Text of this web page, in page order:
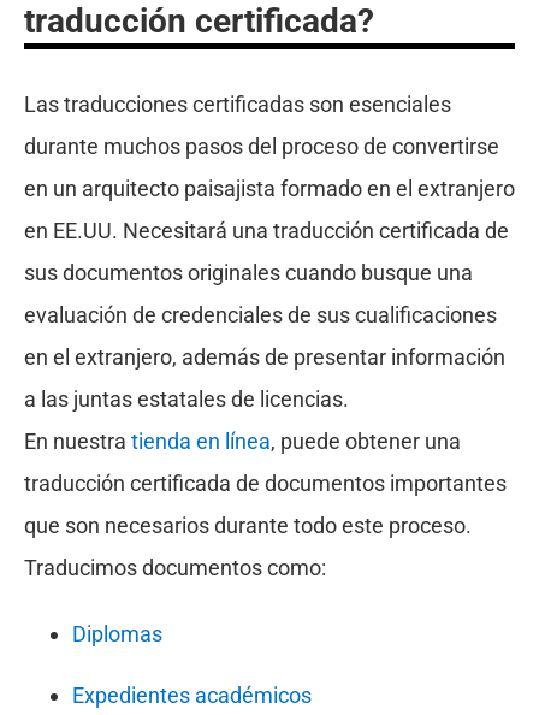
traducción certificada?
Las traducciones certificadas son esenciales
durante muchos pasos del proceso de convertirse
en un arquitecto paisajista formado en el extranjero
en EE.UU. Necesitará una traducción certificada de
sus documentos originales cuando busque una
evaluación de credenciales de sus cualificaciones
en el extranjero, además de presentar información
a las juntas estatales de licencias.
En nuestra tienda en línea, puede obtener una
traducción certificada de documentos importantes
que son necesarios durante todo este proceso.
Traducimos documentos como:
Diplomas
Expedientes académicos